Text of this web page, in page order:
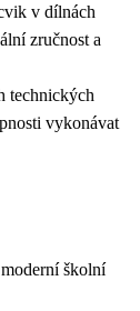
v dílnách
zručnost a
technických
vykonávat
školní